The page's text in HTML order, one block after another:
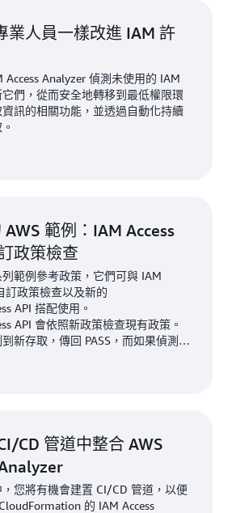
業人員一樣改進 IAM 許
Access Analyzer 偵測未使用的 IAM
們，從而安全地轉移到最低權限環
訊的相關功能，並透過自動化持續
範例：IAM Access
政策檢查
範例參考政策，它們可與 IAM
訂政策檢查以及新的
API 搭配使用。
API 會依照新政策檢查現有政策。
新存取，傳回 PASS，而如果偵測到
CD 管道中整合 AWS
您將有機會建置 CI/CD 管道，以便
的 IAM Access